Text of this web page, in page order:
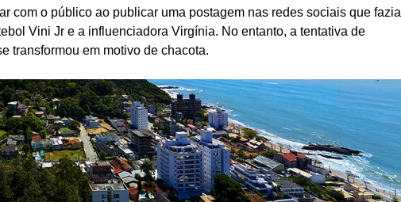
com o público ao publicar uma postagem nas redes sociais que fazia
Vini Jr e a influenciadora Virgínia. No entanto, a tentativa de
transformou em motivo de chacota.